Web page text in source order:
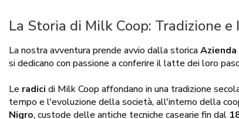
La Storia di Milk Coop: Tradizione e
La nostra avventura prende avvio dalla storica
si dedicano con passione a conferire il latte dei loro
Le radici di Milk Coop affondano in una tradizione
tempo e l'evoluzione della società, all'interno della
Nigro, custode delle antiche tecniche casearie fin dal